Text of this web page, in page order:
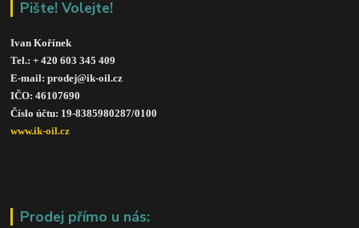
Pište! Volejte!
Ivan Kořínek
Tel.: + 420 603 345 409
E-mail: prodej@ik-oil.cz
IČO: 46107690
Číslo účtu: 19-8385980287/0100
www.ik-oil.cz
Prodej přímo u nás: